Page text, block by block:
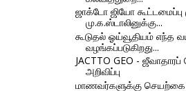
ஜாக்டோ ஜியோ கூட்டமைப்பு
மு.க.ஸ்டாலினுக்கு...
கூடுதல் ஓய்வூதியம் எந்த
வழங்கப்படுகிறது...
JACTTO GEO -
அறிவிப்பு
மாணவர்களுக்கு செயற்கை